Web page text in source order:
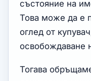
състояние на
Това може да е
оглед от
освобождаване
Тогава